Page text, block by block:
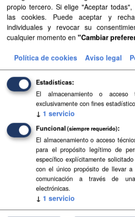
Aprobación Definitiva...
Aprobación Definitiva...
Aprobación Definitiva...
Aprobación Definitiva...
Aprobación Definitiva...
Aprobación Definitiva...
Aprobación Definitiva...
Aprobación Definitiva...
Aprobación Definitiva...
propio tercero. Si elige "Aceptar
las cookies. Puede aceptar y
individuales y revocar su
cualquier momento en "Cambiar
Política de cookies Aviso legal
Estadísticas
El almacenamiento o
exclusivamente con fines
↓ 1 servicio
Funcional (siempre requerido)
El almacenamiento o acceso
para el propósito legítimo de
específico explícitamente
con el único propósito de llevar
comunicación a través de
electrónicas.
↓ 1 servicio